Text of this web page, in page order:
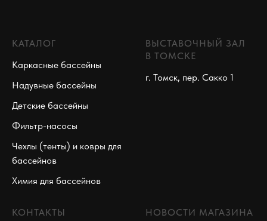
КАТАЛОГ
Каркасные бассейны
Надувные бассейны
Детские бассейны
Фильтр-насосы
Чехлы (тенты) и ковры для
бассейнов
Химия для бассейнов
ВЫСТАВОЧНЫЙ ЗАЛ
В ТОМСКЕ
г. Томск, пер. Сакко 1
КОНТАКТЫ
НОВОСТИ МАГАЗИНА